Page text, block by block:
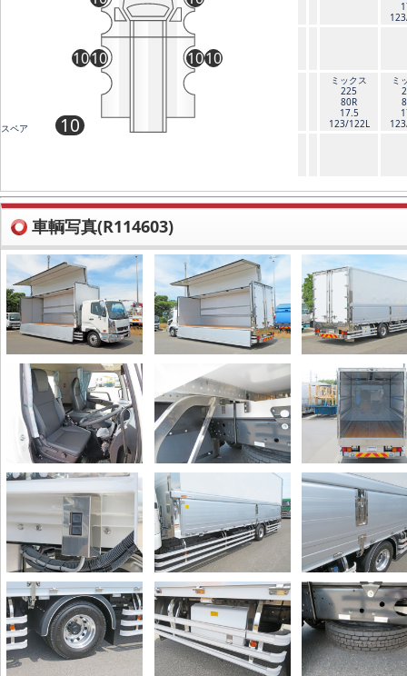
10
10 1010
スペア 10
ミックス
225
80R
17.5
123/122L
ミ
車輌写真(R114603)